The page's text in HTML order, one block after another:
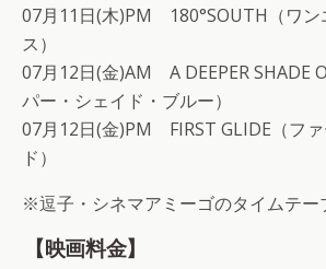
07月11日(木)PM 180°SOUTH（ワン
ス）
07月12日(金)AM A DEEPER SHADE
パー・シェイド・ブルー）
07月12日(金)PM FIRST GLIDE（フ
ド）
※逗子・シネマアミーゴのタイムテー
【映画料金】